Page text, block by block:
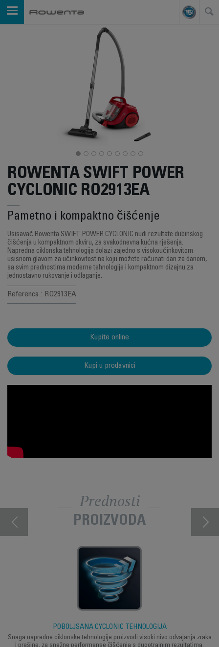
ROWENTA SWIFT POWER
CYCLONIC RO2913EA
Pametno i kompaktno čišćenje
Usisavač Rowenta SWIFT POWER CYCLONIC nudi rezultate dubinskog
čišćenja u kompaktnom okviru, za svakodnevna kućna rješenja.
Napredna ciklonska tehnologija dolazi zajedno s visokoučinkovitom
usisnom glavom za učinkovitost na koju možete računati dan za danom,
sa svim prednostima moderne tehnologije i kompaktnom dizajnu za
jednostavno rukovanje i odlaganje.
Referenca : RO2913EA
Kupite online
Kupi u prodavnici
Prednosti
PROIZVODA
POBOLJŠANA CYCLONIC TEHNOLOGIJA
Snaga napredne ciklonske tehnologije proizvodi visoki nivo odvajanja zraka
i prašine, za snažne performanse čišćenja s dugotrajnim rezultatima.